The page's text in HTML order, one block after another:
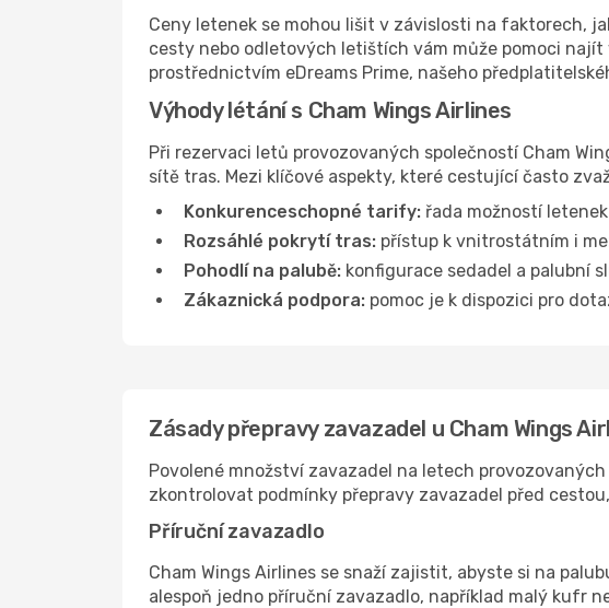
Ceny letenek se mohou lišit v závislosti na faktorech,
cesty nebo odletových letištích vám může pomoci
prostřednictvím eDreams Prime, našeho
Výhody létání s Cham Wings Airlines
Při rezervaci letů provozovaných společností Cham
sítě tras. Mezi klíčové aspekty, které cestující často
Konkurenceschopné tarify: řada možností
Rozsáhlé pokrytí tras: přístup k vnitrostátním i
Pohodlí na palubě: konfigurace sedadel a palubní
Zákaznická podpora: pomoc je k dispozici pro
Zásady přepravy zavazadel u Cham Wings
Povolené množství zavazadel na letech
zkontrolovat podmínky přepravy zavazadel před
Příruční zavazadlo
Cham Wings Airlines se snaží zajistit, abyste si na
alespoň jedno příruční zavazadlo, například malý kufr